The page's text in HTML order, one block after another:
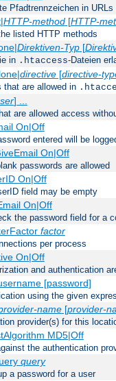
Pfadtrennzeichen in
HTTP-method[HTTP-
listed HTTP methods
Direktiven-Typ[
in .htaccess-Dateien
directive[directive-
that are allowed in
] ...
are allowed access
On|Off
entered will be
On|Off
passwords are allowed
On|Off
field may be empty
On|Off
the password field for a
factor
per process
On|Off
and authentication
[password]
using the given
name[provider-
provider(s) for this
MD5|Off
the authentication
query
a password for a user